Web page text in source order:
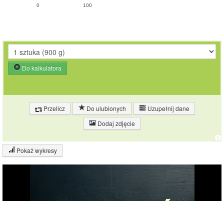
0 100
Do kalkulatora
Przelicz Do ulubionych
Uzupełnij dane
Dodaj zdjęcie
Pokaż wykresy
Wykres składu produktu